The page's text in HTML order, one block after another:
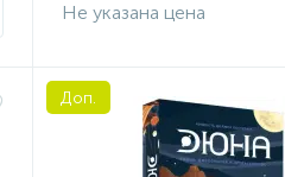
Не указана цена
Доп.